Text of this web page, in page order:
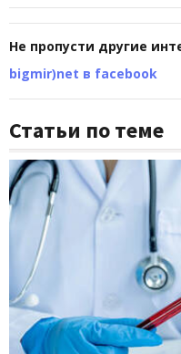
Не пропусти другие
bigmir)net в facebook
Статьи по теме